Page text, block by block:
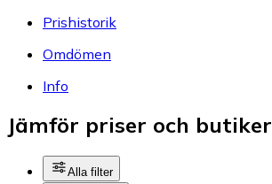
Prishistorik
Omdömen
Info
Jämför priser och butiker
Alla filter